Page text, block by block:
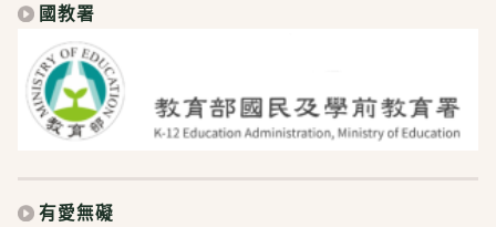
國教署
有愛無礙